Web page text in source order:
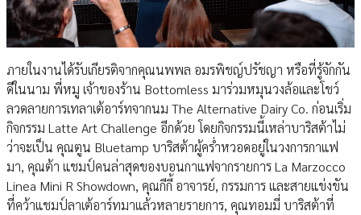
ภายในงานได้รับเกียรติจากคุณนพพล อมรพิชญ์ปรัชญา หรือที่รู้จักกัน
ดีในนาม พี่หมู เจ้าของร้าน Bottomless มาร่วมหมุนวงล้อและโชว์
ลวดลายการเทลาเต้อาร์ทจากนม The Alternative Dairy Co. ก่อนเริ่ม
กิจกรรม Latte Art Challenge อีกด้วย โดยกิจกรรมนี้เหล่าบาริสต้าไม่
ว่าจะเป็น คุณตูน Bluetamp บาริสต้าผู้คร่ำหวอดอยู่ในวงการกาแฟ
มา, คุณต้า แชมป์คนล่าสุดของบอนกาแฟจากรายการ La Marzocco
Linea Mini R Showdown, คุณกีกี้ อาจารย์, กรรมการ และสายแข่งขัน
ที่คว้าแชมป์ลาเต้อาร์ทมาแล้วหลายรายการ, คุณทอมมี่ บาริสต้าที่